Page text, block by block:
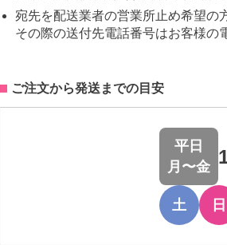
宛先を配送業者の営業所止め希望の
その際の送付先電話番号はお客様の
ご注文から発送までの目安
平日
月〜金
土 日